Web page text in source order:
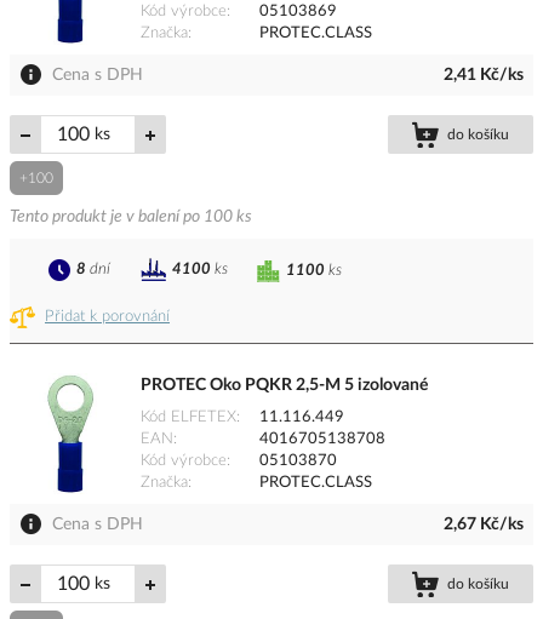
Kód výrobce
05103869
Značka
PROTEC.CLASS
Cena s DPH 2,41 Kč/ks
ks do košíku
+100
Tento produkt je v balení po 100 ks
Přidat k porovnání
1100 ks
8 dní 4100 ks
PROTEC Oko PQKR 2,5-M 5 izolované
Kód ELFETEX
11.116.449
EAN
4016705138708
Kód výrobce
05103870
Značka
PROTEC.CLASS
Cena s DPH 2,67 Kč/ks
ks do košíku